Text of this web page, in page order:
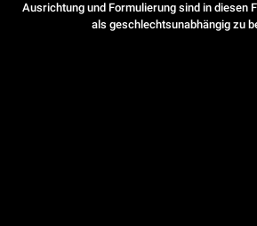
Ausrichtung und Formulierung sind in diesen
als geschlechtsunabhängig zu